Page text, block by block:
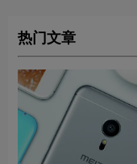
热门文章